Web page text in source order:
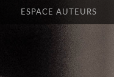
ESPACE AUTEURS